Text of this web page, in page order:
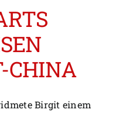
CHINA
Birgit einem